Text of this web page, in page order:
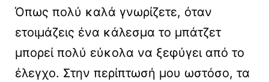
Όπως πολύ καλά γνωρίζετε, όταν
ετοιμάζεις ένα κάλεσμα το μπάτζετ
μπορεί πολύ εύκολα να ξεφύγει από το
έλεγχο. Στην περίπτωσή μου ωστόσο, τα